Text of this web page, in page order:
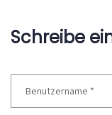
Schreibe